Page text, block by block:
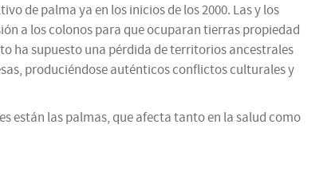
de palma ya en los inicios de los 2000. Las y los
a los colonos para que ocuparan tierras propiedad
ha supuesto una pérdida de territorios ancestrales
produciéndose auténticos conflictos culturales y
están las palmas, que afecta tanto en la salud como